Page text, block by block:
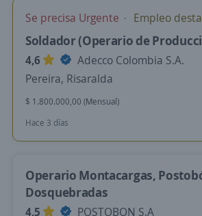
Se precisa Urgente Empleo
Soldador (Operario de
4,6
Adecco Colombia S.A.
Pereira, Risaralda
$ 1.800.000,00 (Mensual)
Hace 3 días
Operario Montacargas,
Dosquebradas
4,5 POSTOBON S.A